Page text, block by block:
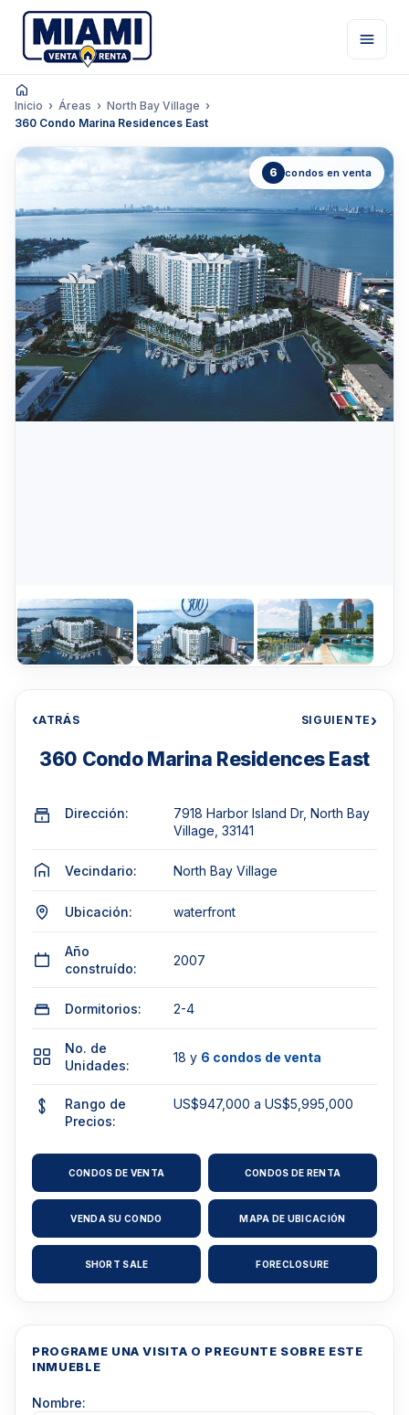
Inicio Áreas
North Bay Village
360 Condo Marina Residences East
6 condos en venta
‹ATRÁS SIGUIENTE›
360 Condo Marina Residences East
Dirección:
7918 Harbor Island Dr, North Bay
Village, 33141
Vecindario: North Bay Village
Ubicación: waterfront
Año
construído:
2007
Dormitorios: 2-4
No. de
Unidades:
18 y 6 condos de venta
Rango de
Precios:
US$947,000 a US$5,995,000
CONDOS DE VENTA CONDOS DE RENTA
VENDA SU CONDO MAPA DE UBICACIÓN
SHORT SALE FORECLOSURE
PROGRAME UNA VISITA O PREGUNTE SOBRE ESTE
INMUEBLE
Nombre: